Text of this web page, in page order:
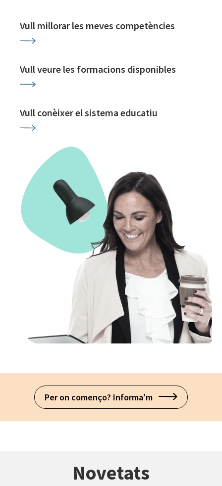
Vull millorar les meves competències
Vull veure les formacions disponibles
Vull conèixer el sistema educatiu
Per on començo? Informa'm
Novetats